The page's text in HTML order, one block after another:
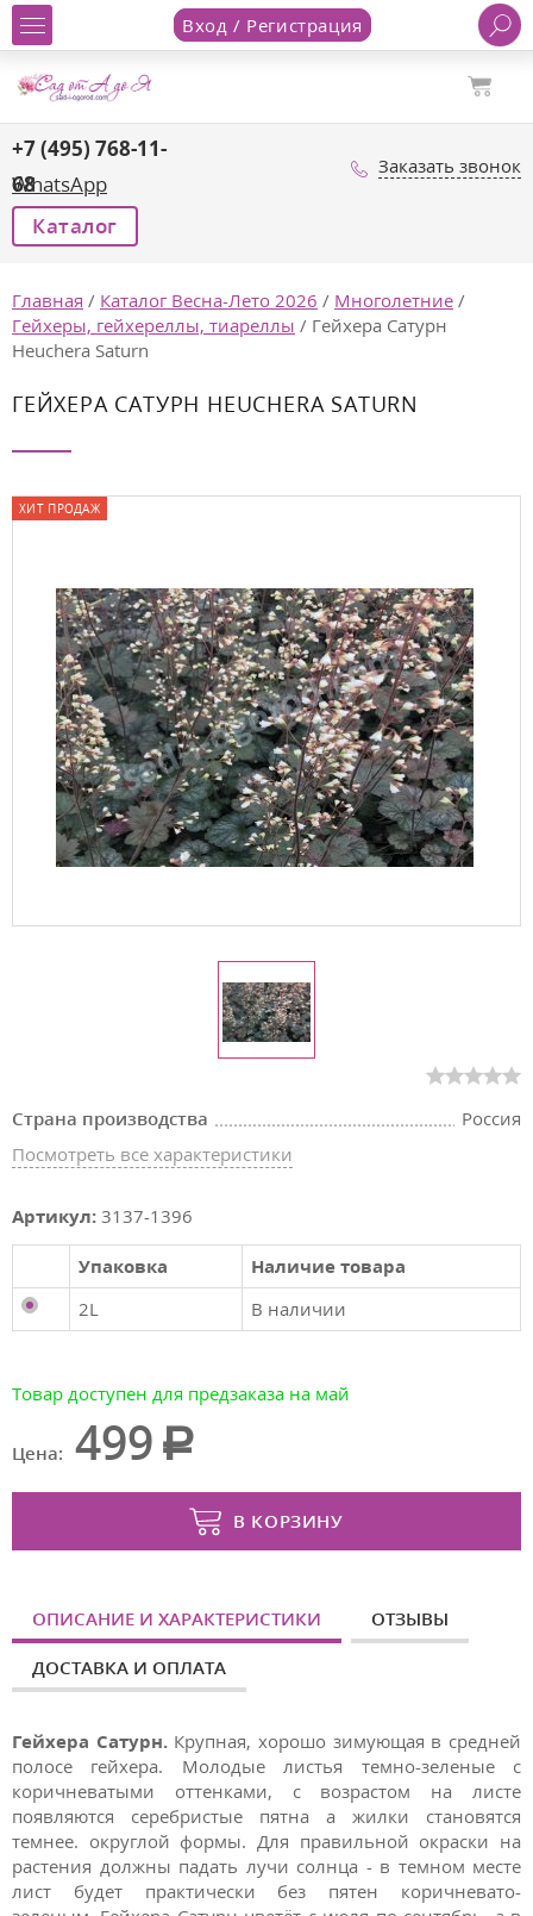
Вход / Регистрация
+7 (495) 768-11-
68
WhatsApp
Заказать звонок
Каталог
Главная / Каталог Весна-Лето 2026 / Многолетние /
Гейхеры, гейхереллы, тиареллы / Гейхера Сатурн
Heuchera Saturn
ГЕЙХЕРА САТУРН HEUCHERA SATURN
ХИТ ПРОДАЖ
Страна производства
Россия
Посмотреть все характеристики
Артикул: 3137-1396
Упаковка
Наличие товара
2L
В наличии
Товар доступен для предзаказа на май
Цена: 499
В КОРЗИНУ
ОПИСАНИЕ И ХАРАКТЕРИСТИКИ ОТЗЫВЫ
ДОСТАВКА И ОПЛАТА
Гейхера Сатурн. Крупная, хорошо зимующая в средней
полосе гейхера. Молодые листья темно-зеленые с
коричневатыми оттенками, с возрастом на листе
появляются серебристые пятна а жилки становятся
темнее. округлой формы. Для правильной окраски на
растения должны падать лучи солнца - в темном месте
лист будет практически без пятен коричневато-